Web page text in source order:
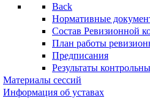
Back
Нормативные
Состав Ревизионной
План работы
Предписания
Результаты
Материалы сессий
Информация об уставах